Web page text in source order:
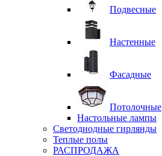
Подвесные
Настенные
Фасадные
Потолочные
Настольные лампы
Светодиодные гирлянды
Теплые полы
РАСПРОДАЖА